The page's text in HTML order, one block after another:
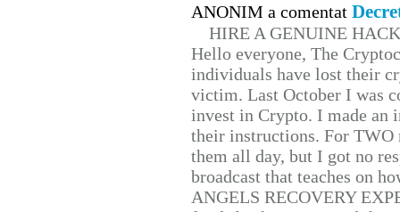
ANONIM a comentat
HIRE A GENUINE
Hello everyone, The
individuals have lost their
victim. Last October I was
invest in Crypto. I made
their instructions. For TWO
them all day, but I got no
broadcast that teaches on
ANGELS RECOVERY